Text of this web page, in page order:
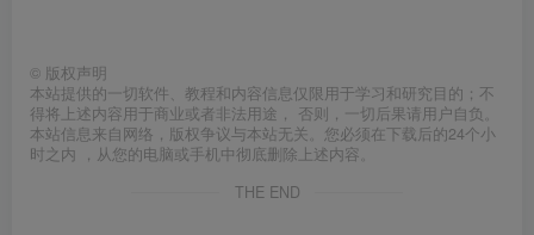
© 版权声明
本站提供的一切软件、教程和内容信息仅限用于学习和研究目的；不
得将上述内容用于商业或者非法用途， 否则，一切后果请用户自负。
本站信息来自网络，版权争议与本站无关。您必须在下载后的24个小
时之内 ，从您的电脑或手机中彻底删除上述内容。
THE END